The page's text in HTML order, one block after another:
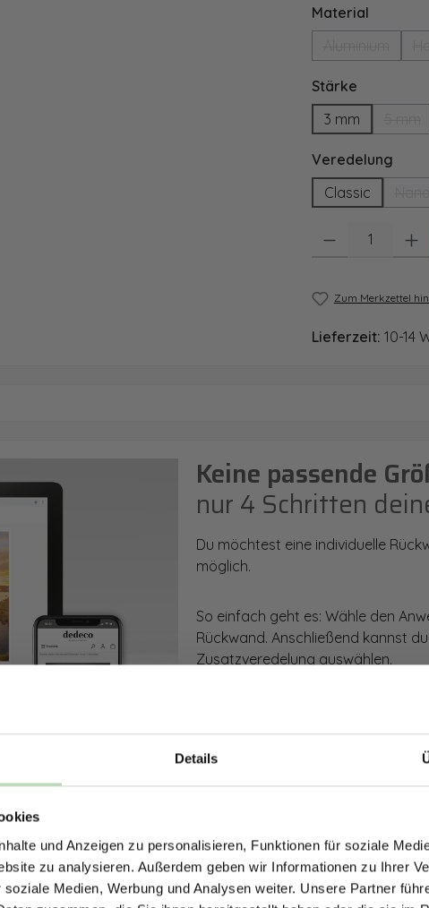
Details
und Anzeigen zu personalisieren, Funktionen für soziale
zu analysieren. Außerdem geben wir Informationen zu Ihrer
Medien, Werbung und Analysen weiter. Unsere Partner
Material
(Diese
Stärkeauswählen
3 mm
Veredelung
Classic
Produkt Anzahl:
Zum Merkzettel
Lieferzeit: 10-14
Keine passende
nur 4 Schritten
Du möchtest eine individuelle
möglich.
So einfach geht es: Wähle den
Rückwand. Anschließend kannst
Zusatzveredelung auswählen.
Mithilfe unseres Konfigurators
dargestellt. Parallel erhältst du
bestellen kannst.
Jetzt zum Newsletter anmelden.